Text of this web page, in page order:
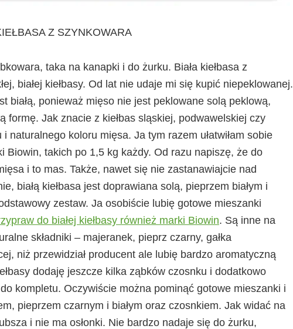
Z SZYNKOWARA
taka na kanapki i do żurku. Biała kiełbasa z
białej kiełbasy. Od lat nie udaje mi się kupić niepeklowanej.
białą, ponieważ mięso nie jest peklowane solą peklową,
formę. Jak znacie z kiełbas sląskiej, podwawelskiej czy
i naturalnego koloru mięsa. Ja tym razem ułatwiłam sobie
Biowin, takich po 1,5 kg każdy. Od razu napiszę, że do
i to mas. Także, nawet się nie zastanawiajcie nad
białą kiełbasa jest doprawiana solą, pieprzem białym i
zestaw. Ja osobiście lubię gotowe mieszanki
do białej kiełbasy również marki Biowin. Są inne na
składniki – majeranek, pieprz czarny, gałka
niż przewidział producent ale lubię bardzo aromatyczną
dodaję jeszcze kilka ząbków czosnku i dodatkowo
kompletu. Oczywiście można pominąć gotowe mieszanki i
pieprzem czarnym i białym oraz czosnkiem. Jak widać na
i nie ma osłonki. Nie bardzo nadaje się do żurku,